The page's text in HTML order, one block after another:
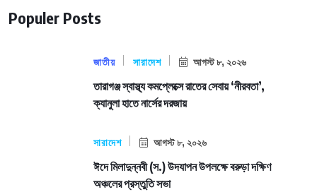
Populer Posts
জাতীয় সারাদেশ আগস্ট ৮, ২০২৬
তারাগঞ্জ স্বাস্থ্য কমপ্লেক্সে রাতের সেবায় ‘নীরবতা’,
ক্যানুলা হাতে নার্সের দরজায়
সারাদেশ আগস্ট ৮, ২০২৬
ঈদে মিলাদুন্নবী (স.) উদযাপন উপলক্ষে বরুড়া দক্ষিণ
অঞ্চলের প্রস্তুতি সভা